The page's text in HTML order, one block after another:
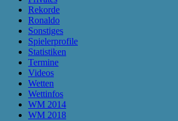
Rekorde
Ronaldo
Sonstiges
Spielerprofile
Statistiken
Termine
Videos
Wetten
Wettinfos
WM 2014
WM 2018